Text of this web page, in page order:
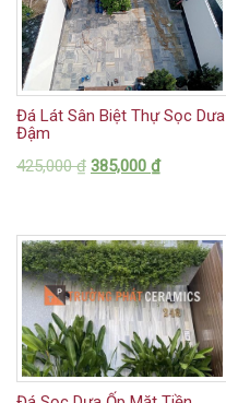
Đá Lát Sân Biệt Thự Sọc Dưa
Đậm
425,000₫ 385,000 ₫